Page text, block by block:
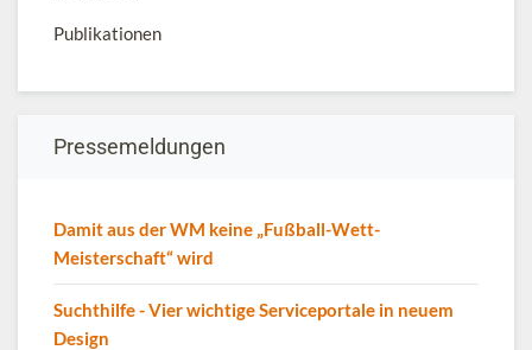
Publikationen
Pressemeldungen
Damit aus der WM keine „Fußball-Wett-
Meisterschaft“ wird
Suchthilfe - Vier wichtige Serviceportale in neuem
Design